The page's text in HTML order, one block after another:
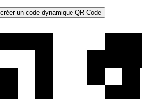
créer un code dynamique QR Code